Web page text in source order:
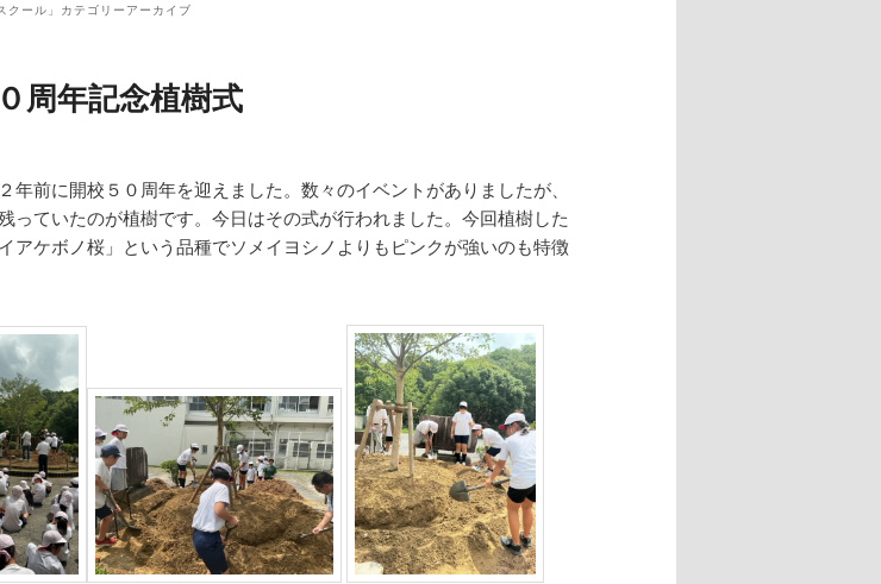
クール 」カテゴリーアーカイブ
周年記念植樹式
年前に開校５０周年を迎えました。数々のイベントがありましたが、
っていたのが植樹です。今日はその式が行われました。今回植樹した
アケボノ桜」という品種でソメイヨシノよりもピンクが強いのも特徴